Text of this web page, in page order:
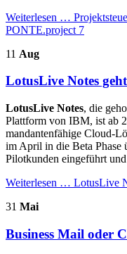
Weiterlesen …
PONTE.project 7
11 Aug
LotusLive Notes
LotusLive Notes, die
Plattform von IBM, ist ab
mandantenfähige Cloud-
im April in die Beta Phase
Pilotkunden eingeführt
Weiterlesen … LotusLive
31 Mai
Business Mail oder